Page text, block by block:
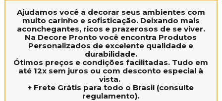
Ajudamos você a decorar seus ambientes com
muito carinho e sofisticação. Deixando mais
aconchegantes, ricos e prazerosos de se viver.
Na Decore Pronto você encontra Produtos
Personalizados de excelente qualidade e
durabilidade.
Ótimos preços e condições facilitadas. Tudo em
até 12x sem juros ou com desconto especial à
vista.
+ Frete Grátis para todo o Brasil (consulte
regulamento).